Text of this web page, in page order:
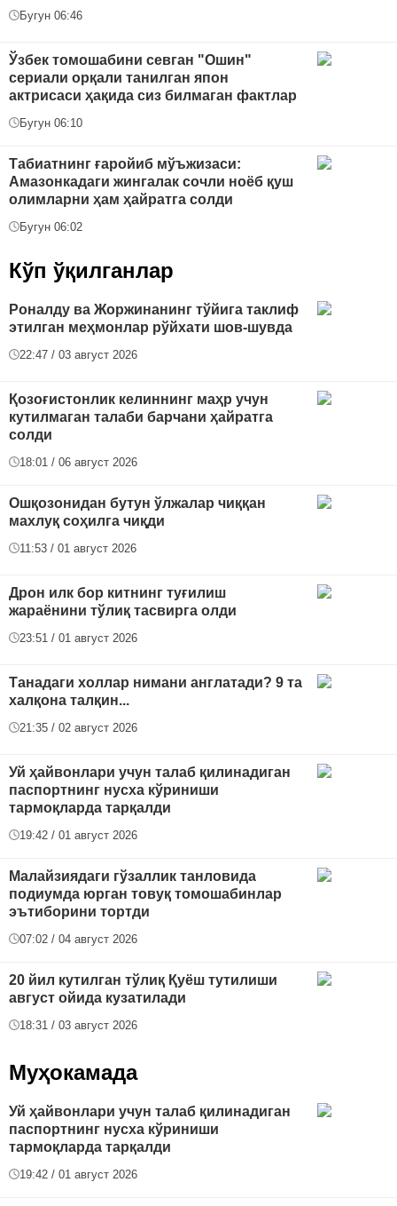
Бугун 06:46
Ўзбек томошабини севган "Ошин"
сериали орқали танилган япон
актрисаси ҳақида сиз билмаган фактлар
Бугун 06:10
Табиатнинг ғаройиб мўъжизаси:
Амазонкадаги жингалак сочли ноёб қуш
олимларни ҳам ҳайратга солди
Бугун 06:02
Кўп ўқилганлар
Роналду ва Жоржинанинг тўйига таклиф
этилган меҳмонлар рўйхати шов-шувда
22:47 / 03 август 2026
Қозоғистонлик келиннинг маҳр учун
кутилмаган талаби барчани ҳайратга
солди
18:01 / 06 август 2026
Ошқозонидан бутун ўлжалар чиққан
махлуқ соҳилга чиқди
11:53 / 01 август 2026
Дрон илк бор китнинг туғилиш
жараёнини тўлиқ тасвирга олди
23:51 / 01 август 2026
Танадаги холлар нимани англатади? 9 та
халқона талқин...
21:35 / 02 август 2026
Уй ҳайвонлари учун талаб қилинадиган
паспортнинг нусха кўриниши
тармоқларда тарқалди
19:42 / 01 август 2026
Малайзиядаги гўзаллик танловида
подиумда юрган товуқ томошабинлар
эътиборини тортди
07:02 / 04 август 2026
20 йил кутилган тўлиқ Қуёш тутилиши
август ойида кузатилади
18:31 / 03 август 2026
Муҳокамада
Уй ҳайвонлари учун талаб қилинадиган
паспортнинг нусха кўриниши
тармоқларда тарқалди
19:42 / 01 август 2026